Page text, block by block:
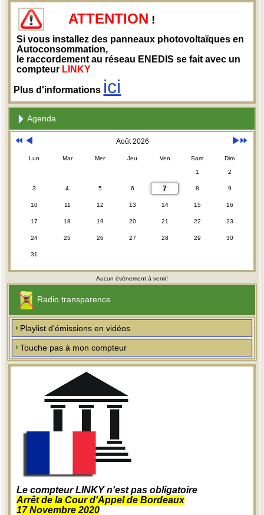
ATTENTION !
Si vous installez des panneaux photovoltaïques en
Autoconsommation,
le raccordement au réseau ENEDIS se fait avec un
compteur LINKY
Plus d'informations ici
Agenda
Août 2026
Lun Mar Mer Jeu Ven Sam Dim
1 2
3 4 5 6 7 8 9
10 11 12 13 14 15 16
17 18 19 20 21 22 23
24 25 26 27 28 29 30
31
Aucun évènement à venir!
Radio transparence
Playlist d'émissions en vidéos
Touche pas à mon compteur
Le compteur LINKY n'est pas obligatoire
Arrêt de la Cour d'Appel de Bordeaux
17 Novembre 2020